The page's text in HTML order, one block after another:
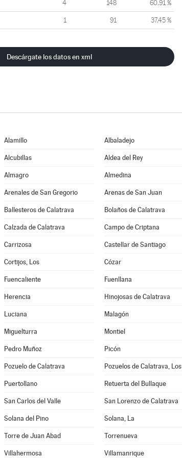
4 148 60,91 %
1 91 37,45 %
Descárgate los datos en xml
Alamillo Albaladejo
Alcubillas Aldea del Rey
Almagro Almedina
Arenales de San Gregorio Arenas de San Juan
Ballesteros de Calatrava Bolaños de Calatrava
Calzada de Calatrava Campo de Criptana
Carrizosa Castellar de Santiago
Cortijos, Los Cózar
Fuencaliente Fuenllana
Herencia Hinojosas de Calatrava
Luciana Malagón
Miguelturra Montiel
Pedro Muñoz Picón
Pozuelo de Calatrava Pozuelos de Calatrava, Los
Puertollano Retuerta del Bullaque
San Carlos del Valle San Lorenzo de Calatrava
Solana del Pino Solana, La
Torre de Juan Abad Torrenueva
Villahermosa Villamanrique